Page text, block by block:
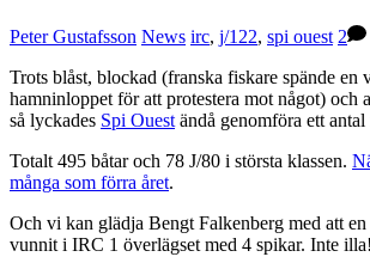
Peter Gustafsson News irc, j/122, spi ouest 2
Trots blåst, blockad (franska fiskare spände en
hamninloppet för att protestera mot något) och
så lyckades Spi Ouest ändå genomföra ett antal
Totalt 495 båtar och 78 J/80 i största klassen.
många som förra året.
Och vi kan glädja Bengt Falkenberg med att
vunnit i IRC 1 överlägset med 4 spikar. Inte illa!